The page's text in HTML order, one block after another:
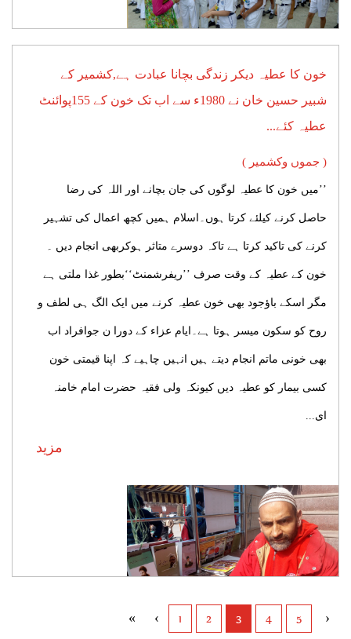
خون کا عطیہ دیکر زندگی بچانا عبادت ہے,کشمیر کے
شبیر حسین خان نے 1980ء سے اب تک خون کے 155پوائنٹ
عطیہ کئے...
( جموں وکشمیر )
’’میں خون کا عطیہ لوگوں کی جان بچانے اور اللہ کی رضا
حاصل کرنے کیلئے کرتا ہوں۔اسلام ہمیں کچھ اعمال کی تشہیر
کرنے کی تاکید کرتا ہے تاکہ دوسرے متاثر ہوکربھی انجام دیں ۔
خون کے عطیہ کے وقت صرف ’’ریفرشمنٹ‘‘بطور غذا ملتی ہے
مگر اسکے باؤجود بھی خون عطیہ کرنے میں ایک الگ ہی لطف و
روح کو سکون میسر ہوتا ہے۔ایام عزاء کے دورا ن جوافراد اب
بھی خونی ماتم انجام دیتے ہیں انہیں چاہیے کہ اپنا قیمتی خون
کسی بیمار کو عطیہ دیں کیونکہ ولی فقیہ حضرت امام خامنہ
ای...
مزید